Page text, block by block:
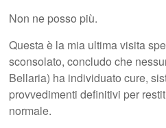
Non ne posso più.
Questa è la mia ultima visita
sconsolato, concludo che
Bellaria) ha individuato cure,
provvedimenti definitivi per
normale.